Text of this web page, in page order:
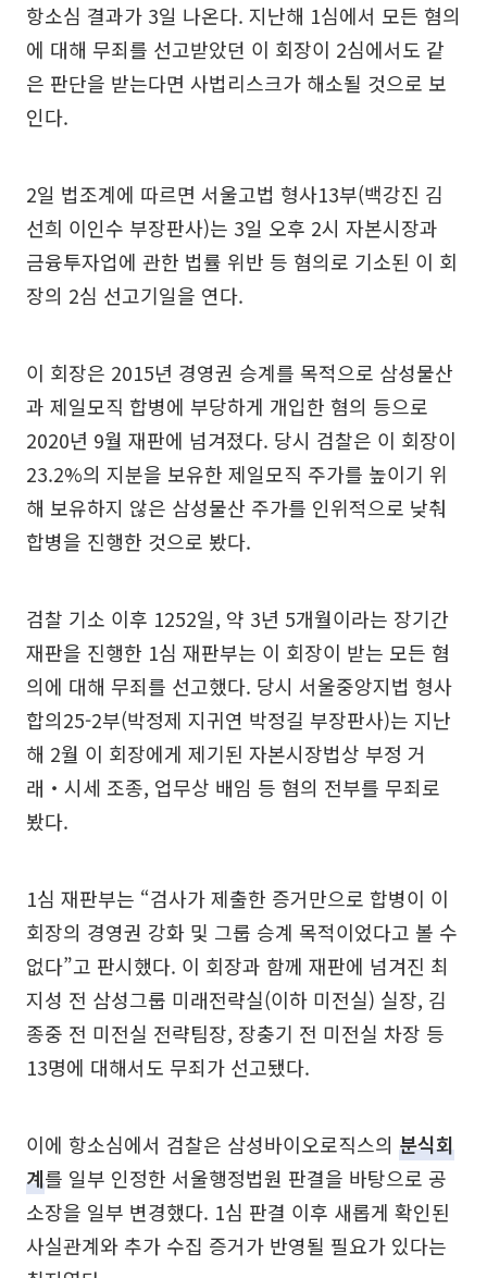
항소심 결과가 3일 나온다. 지난해 1심에서 모든 혐의
에 대해 무죄를 선고받았던 이 회장이 2심에서도 같
은 판단을 받는다면 사법리스크가 해소될 것으로 보
인다.
2일 법조계에 따르면 서울고법 형사13부(백강진 김
선희 이인수 부장판사)는 3일 오후 2시 자본시장과
금융투자업에 관한 법률 위반 등 혐의로 기소된 이 회
장의 2심 선고기일을 연다.
이 회장은 2015년 경영권 승계를 목적으로 삼성물산
과 제일모직 합병에 부당하게 개입한 혐의 등으로
2020년 9월 재판에 넘겨졌다. 당시 검찰은 이 회장이
23.2%의 지분을 보유한 제일모직 주가를 높이기 위
해 보유하지 않은 삼성물산 주가를 인위적으로 낮춰
합병을 진행한 것으로 봤다.
검찰 기소 이후 1252일, 약 3년 5개월이라는 장기간
재판을 진행한 1심 재판부는 이 회장이 받는 모든 혐
의에 대해 무죄를 선고했다. 당시 서울중앙지법 형사
합의25-2부(박정제 지귀연 박정길 부장판사)는 지난
해 2월 이 회장에게 제기된 자본시장법상 부정 거
래‧시세 조종, 업무상 배임 등 혐의 전부를 무죄로
봤다.
1심 재판부는 “검사가 제출한 증거만으로 합병이 이
회장의 경영권 강화 및 그룹 승계 목적이었다고 볼 수
없다”고 판시했다. 이 회장과 함께 재판에 넘겨진 최
지성 전 삼성그룹 미래전략실(이하 미전실) 실장, 김
종중 전 미전실 전략팀장, 장충기 전 미전실 차장 등
13명에 대해서도 무죄가 선고됐다.
이에 항소심에서 검찰은 삼성바이오로직스의 분식회
계를 일부 인정한 서울행정법원 판결을 바탕으로 공
소장을 일부 변경했다. 1심 판결 이후 새롭게 확인된
사실관계와 추가 수집 증거가 반영될 필요가 있다는